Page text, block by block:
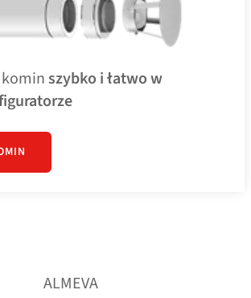
szybko i łatwo w
ALMEVA